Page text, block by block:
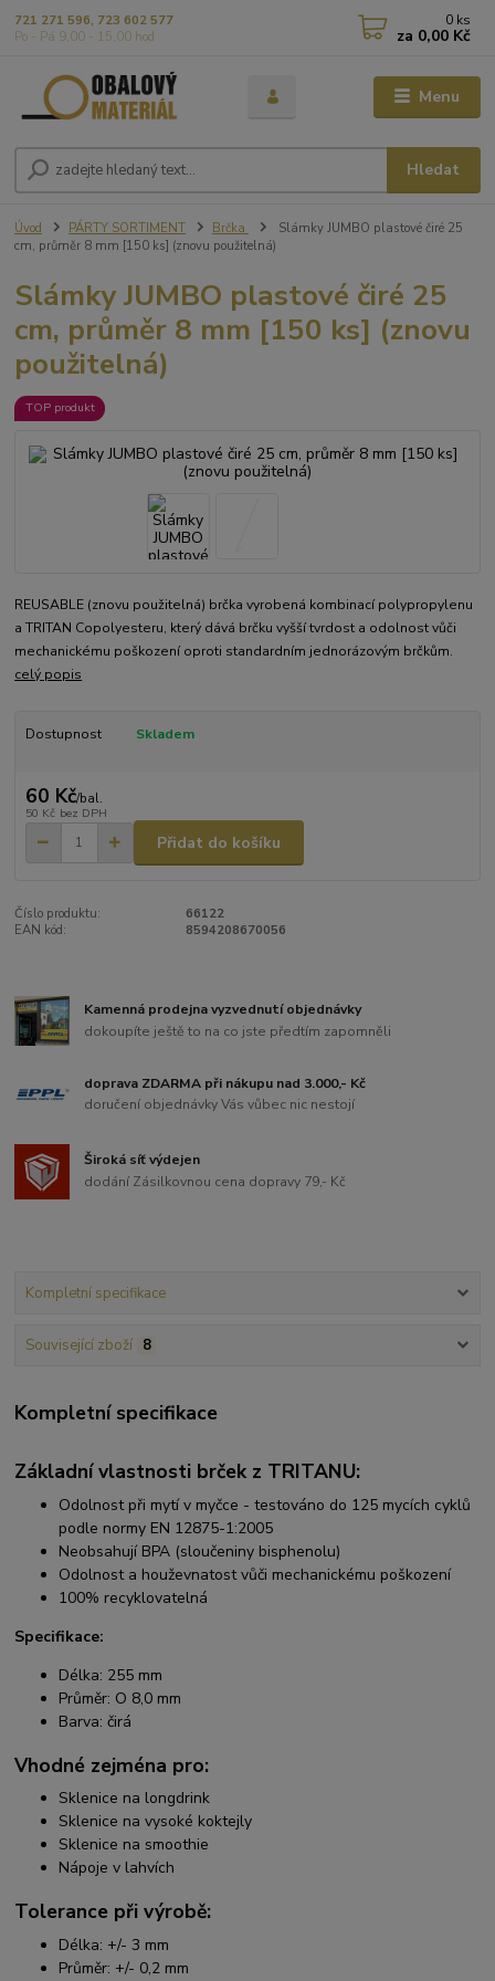
Menu
Hledat
721 271 596, 723 602 577
Po - Pá 9,00 - 15,00 hod
0 ks
za 0,00 Kč
Úvod PÁRTY SORTIMENT Brčka
Slámky JUMBO plastové čiré 25
cm, průměr 8 mm [150 ks] (znovu použitelná)
Slámky JUMBO plastové čiré 25
cm, průměr 8 mm [150 ks] (znovu
použitelná)
TOP produkt
REUSABLE (znovu použitelná) brčka vyrobená kombinací polypropylenu
a TRITAN Copolyesteru, který dává brčku vyšší tvrdost a odolnost vůči
mechanickému poškození oproti standardním jednorázovým brčkům.
celý popis
Dostupnost Skladem
60 Kč/bal.
50 Kč bez DPH
Přidat do košíku
Číslo produktu:
66122
EAN kód:
8594208670056
Kamenná prodejna vyzvednutí objednávky
dokoupíte ještě to na co jste předtím zapomněli
doprava ZDARMA při nákupu nad 3.000,- Kč
doručení objednávky Vás vůbec nic nestojí
Široká síť výdejen
dodání Zásilkovnou cena dopravy 79,- Kč
Kompletní specifikace
Související zboží 8
Kompletní specifikace
Základní vlastnosti brček z TRITANU:
Odolnost při mytí v myčce - testováno do 125 mycích cyklů
podle normy EN 12875-1:2005
Neobsahují BPA (sloučeniny bisphenolu)
Odolnost a houževnatost vůči mechanickému poškození
100% recyklovatelná
Specifikace:
Délka: 255 mm
Průměr: O 8,0 mm
Barva: čirá
Vhodné zejména pro:
Sklenice na longdrink
Sklenice na vysoké koktejly
Sklenice na smoothie
Nápoje v lahvích
Tolerance při výrobě:
Délka: +/- 3 mm
Průměr: +/- 0,2 mm